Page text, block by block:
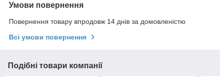
Умови повернення
Повернення товару впродовж 14 днів за домовленістю
Всі умови повернення
Подібні товари компанії